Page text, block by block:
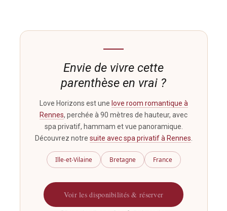
Envie de vivre cette
parenthèse en vrai ?
Love Horizons est une love room romantique à
Rennes, perchée à 90 mètres de hauteur, avec
spa privatif, hammam et vue panoramique.
Découvrez notre suite avec spa privatif à Rennes
Ille-et-Vilaine Bretagne France
Voir les disponibilités & réserver